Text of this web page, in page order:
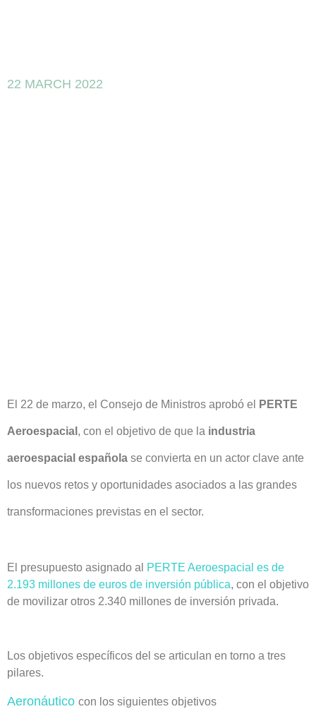
22 MARCH 2022
El 22 de marzo, el Consejo de Ministros aprobó el PERTE
Aeroespacial , con el objetivo de que la industria
aeroespacial española se convierta en un actor clave ante
los nuevos retos y oportunidades asociados a las grandes
transformaciones previstas en el sector.
El presupuesto asignado al
PERTE Aeroespacial es de
2.193 millones de euros de inversión pública, con el objetivo
de movilizar otros 2.340 millones de inversión privada.
Los objetivos específicos del se articulan en torno a tres
pilares.
Aeronáutico con los siguientes objetivos